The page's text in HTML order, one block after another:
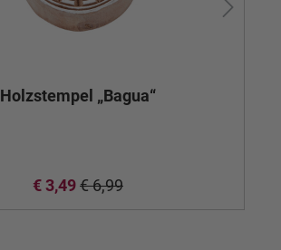
Holzstempel „Bagua“
€ 3,49€ 6,99